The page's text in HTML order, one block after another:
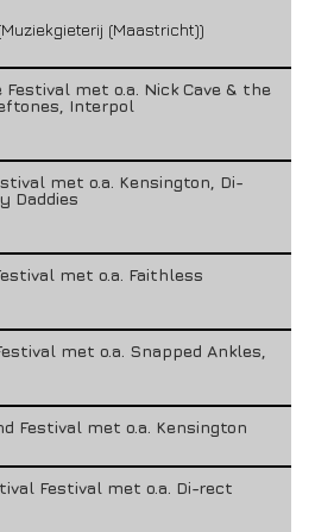
(Maastricht))
Festival met o.a. Nick Cave & the
Interpol
met o.a. Kensington, Di-
Daddies
met o.a. Faithless
met o.a. Snapped Ankles,
Festival met o.a. Kensington
Festival met o.a. Di-rect